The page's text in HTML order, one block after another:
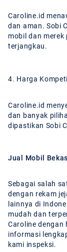
Caroline.id
dan aman. Sobi
mobil dan
terjangkau.
4. Harga
Caroline.id
dan banyak
dipastikan Sobi
Jual Mobil
Sebagai salah
dengan rekam
lainnya di
mudah dan
Caroline dengan
informasi
kami inspeksi.